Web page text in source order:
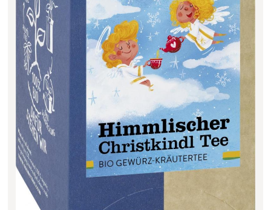
Söllradls Naturkostladen Detail
Stiftsgärtnerei Detail
Weinkellerei Stift
Kremsmünster
Detail
Wildkraut Detail
KATEGORIE
Filter zurücksetzen